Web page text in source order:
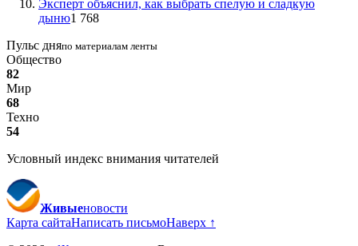
Эксперт объяснил, как выбрать спелую и сладкую
дыню1 768
Пульс дняпо материалам ленты
Общество
82
Мир
68
Техно
54
Условный индекс внимания читателей
Живыеновости
Карта сайтаНаписать письмоНаверх ↑